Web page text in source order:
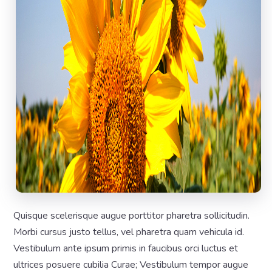
Quisque scelerisque augue porttitor pharetra sollicitudin.
Morbi cursus justo tellus, vel pharetra quam vehicula id.
Vestibulum ante ipsum primis in faucibus orci luctus et
ultrices posuere cubilia Curae; Vestibulum tempor augue